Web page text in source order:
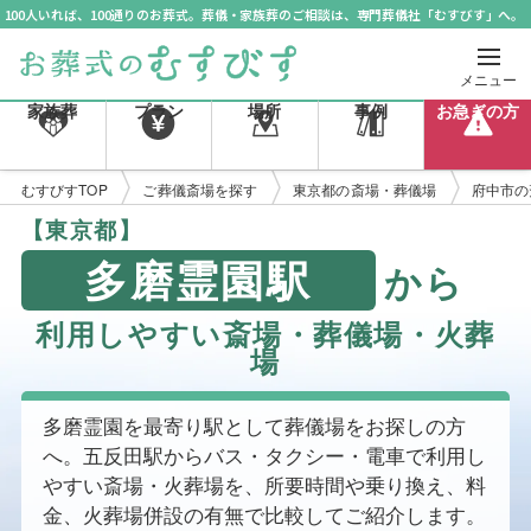
100人いれば、100通りのお葬式。葬儀・家族葬のご相談は、専門葬儀社「むすびす」へ。
メニュー
家族葬 プラン 場所 事例 お急ぎの方
むすびすTOP ご葬儀斎場を探す 東京都の斎場・葬儀場 府中市
【東京都】
多磨霊園駅 から
利用しやすい斎場・葬儀場・火葬
場
多磨霊園を最寄り駅として葬儀場をお探しの方
へ。五反田駅からバス・タクシー・電車で利用し
やすい斎場・火葬場を、所要時間や乗り換え、料
金、火葬場併設の有無で比較してご紹介します。